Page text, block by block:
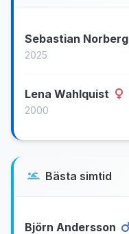
Sebastian Norberg
2025
Lena Wahlquist
2000
Bästa simtid
Björn Andersson